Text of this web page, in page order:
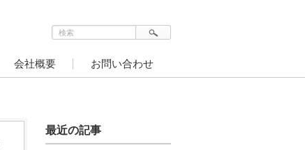
会社概要 お問い合わせ
最近の記事